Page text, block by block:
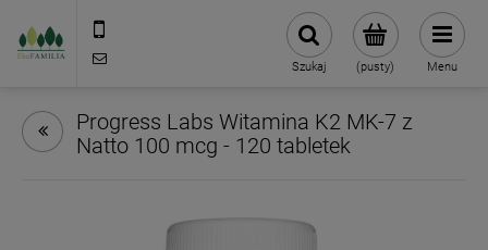
(pusty)
Szukaj Menu
Progress Labs Witamina K2 MK-7 z
Natto 100 mcg - 120 tabletek